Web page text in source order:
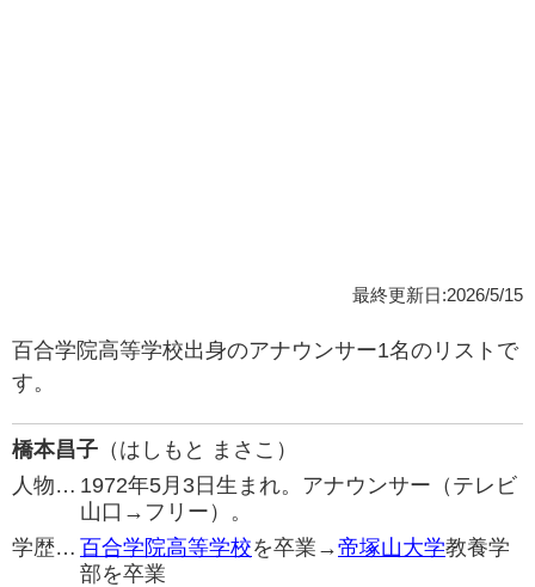
最終更新日:2026/5/15
百合学院高等学校出身のアナウンサー1名のリストで
す。
橋本昌子 （はしもと まさこ）
人物… 1972年5月3日生まれ。アナウンサー（テレビ
山口→フリー）。
学歴… 百合学院高等学校を卒業→帝塚山大学教養学
部を卒業